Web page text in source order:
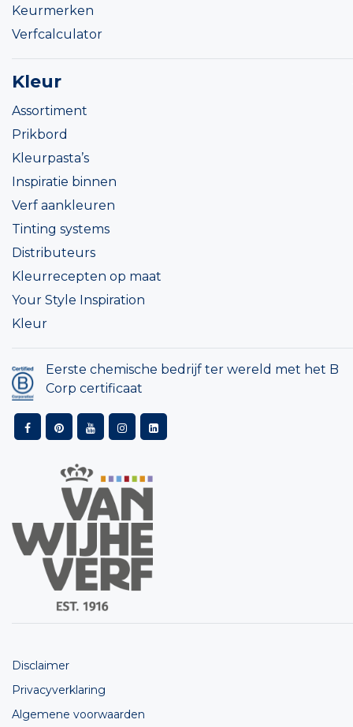
Keurmerken
Verfcalculator
Kleur
Assortiment
Prikbord
Kleurpasta’s
Inspiratie binnen
Verf aankleuren
Tinting systems
Distributeurs
Kleurrecepten op maat
Your Style Inspiration
Kleur
Eerste chemische bedrijf ter wereld met het B
Corp certificaat
Disclaimer
Privacyverklaring
Algemene voorwaarden